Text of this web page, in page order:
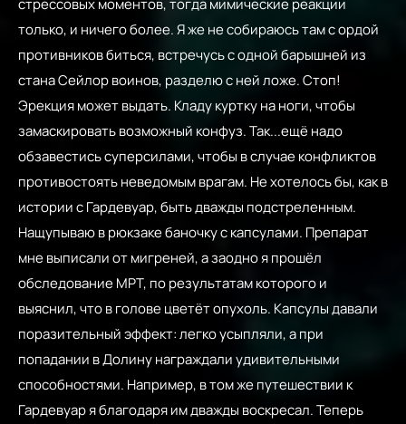
стрессовых моментов, тогда мимические реакции
только, и ничего более. Я же не собираюсь там с ордой
противников биться, встречусь с одной барышней из
стана Сейлор воинов, разделю с ней ложе. Стоп!
Эрекция может выдать. Кладу куртку на ноги, чтобы
замаскировать возможный конфуз. Так...ещё надо
обзавестись суперсилами, чтобы в случае конфликтов
противостоять неведомым врагам. Не хотелось бы, как в
истории с Гардевуар, быть дважды подстреленным.
Нащупываю в рюкзаке баночку с капсулами. Препарат
мне выписали от мигреней, а заодно я прошёл
обследование МРТ, по результатам которого и
выяснил, что в голове цветёт опухоль. Капсулы давали
поразительный эффект: легко усыпляли, а при
попадании в Долину награждали удивительными
способностями. Например, в том же путешествии к
Гардевуар я благодаря им дважды воскресал. Теперь